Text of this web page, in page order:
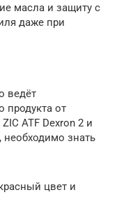
масла и защиту с
даже при
ведёт
продукта от
ATF Dexron 2 и
необходимо знать
цвет и